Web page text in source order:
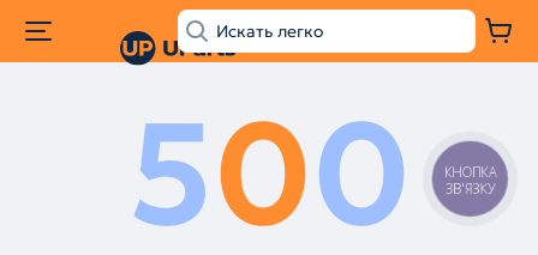
500
КНОПКА
ЗВ'ЯЗКУ